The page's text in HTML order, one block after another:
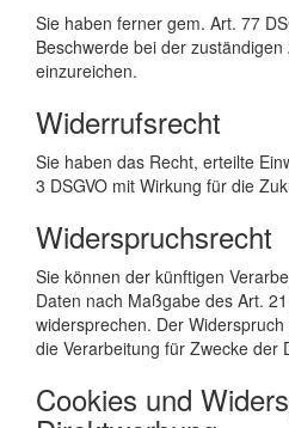
Sie haben ferner gem. Art. 77
Beschwerde bei der
einzureichen.
Widerrufsrecht
Sie haben das Recht, erteilte
3 DSGVO mit Wirkung für die
Widerspruchsrecht
Sie können der künftigen
Daten nach Maßgabe des Art.
widersprechen. Der
die Verarbeitung für Zwecke der
Cookies und